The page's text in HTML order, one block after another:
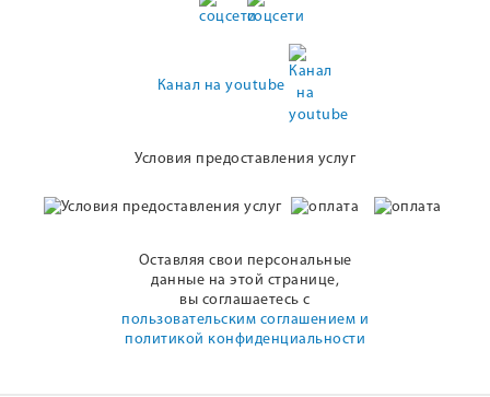
Канал на youtube
Условия предоставления услуг
Оставляя свои персональные
данные на этой странице,
вы соглашаетесь с
пользовательским соглашением и
политикой конфиденциальности